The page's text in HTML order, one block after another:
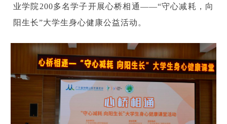
业学院200多名学子开展心桥相通——“守心减耗，向
阳生长”大学生身心健康公益活动。